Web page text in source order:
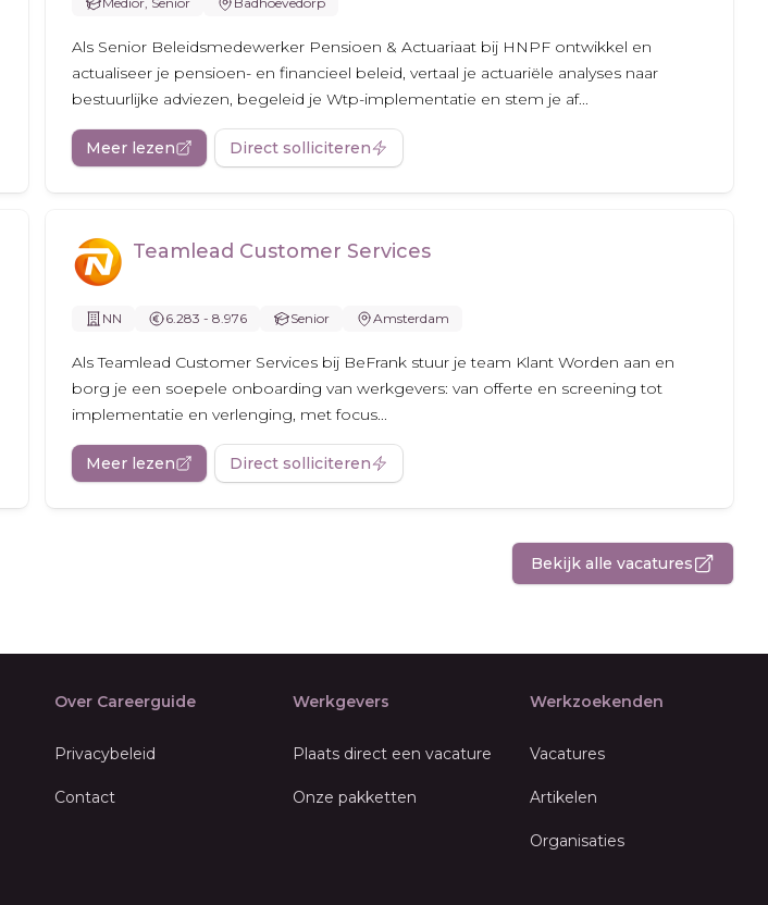
Als Senior Beleidsmedewerker Pensioen & Actuariaat bij HNPF ontwikkel en
actualiseer je pensioen- en financieel beleid, vertaal je actuariële analyses naar
bestuurlijke adviezen, begeleid je Wtp-implementatie en stem je af...
Meer lezen Direct solliciteren
Teamlead Customer Services
NN 6.283 - 8.976 Senior Amsterdam
Als Teamlead Customer Services bij BeFrank stuur je team Klant Worden aan en
borg je een soepele onboarding van werkgevers: van offerte en screening tot
implementatie en verlenging, met focus...
Meer lezen Direct solliciteren
Bekijk alle vacatures
Over Careerguide
Privacybeleid
Contact
Werkgevers
Plaats direct een vacature
Onze pakketten
Werkzoekenden
Vacatures
Artikelen
Organisaties